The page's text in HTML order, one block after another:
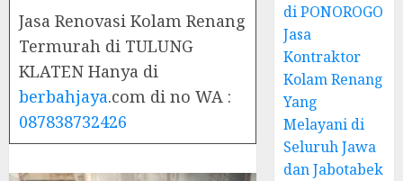
Jasa Renovasi Kolam Renang
Termurah di TULUNG
KLATEN Hanya di
berbahjaya.com di no WA :
087838732426
di PONOROGO
Jasa
Kontraktor
Kolam Renang
Yang
Melayani di
Seluruh Jawa
dan Jabotabek